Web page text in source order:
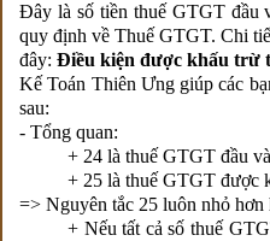
Đây là số tiền thuế GTGT đầu
quy định về Thuế GTGT. Chi
đây: Điều kiện được khấu trừ
Kế Toán Thiên Ưng giúp các
sau:
- Tổng quan:
+ 24 là thuế GTGT đầu
+ 25 là thuế GTGT được
=> Nguyên tắc 25 luôn nhỏ hơn
+ Nếu tất cả số thuế